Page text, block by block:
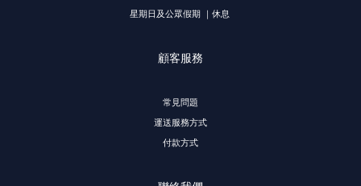
星期日及公眾假期 ｜休息
顧客服務
常見問題
運送服務方式
付款方式